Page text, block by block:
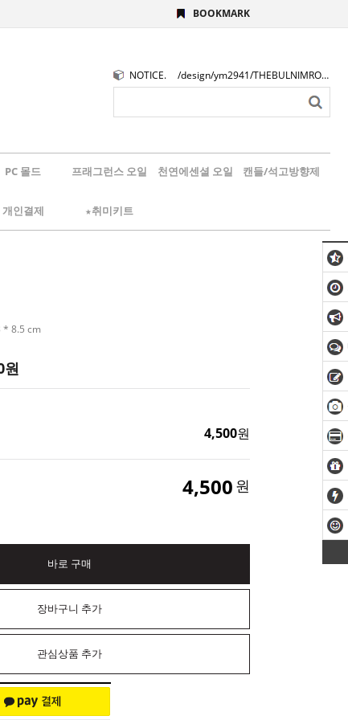
BOOKMARK
NOTICE. /design/ym2941/THEBULNIMROGO.png
PC 몰드 프래그런스 오일 천연에센셜 오일 캔들/석고방향제
개인결제 ★취미키트
* 8.5 cm
원
4,500원
4,500 원
바로 구매
장바구니 추가
관심상품 추가